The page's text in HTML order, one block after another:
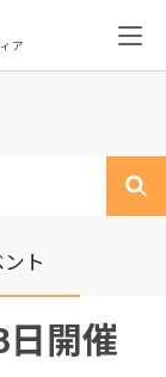
ア
ト
開催